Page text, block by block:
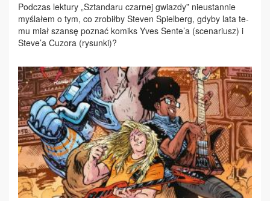
Pod­czas lek­tu­ry „Sztan­da­ru czar­nej gwiaz­dy” nie­ustan­nie
my­śla­łem o tym, co zro­bił­by Ste­ven Spiel­berg, gdy­by la­ta te­
mu miał szan­sę po­znać ko­miks Yves Sen­te’a (sce­na­riusz) i
Ste­ve’a Cu­zo­ra (ry­sun­ki)?